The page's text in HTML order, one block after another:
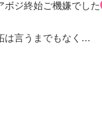
ボジ終始ご機嫌でした
は言うまでもなく…